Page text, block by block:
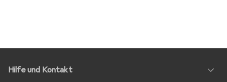
Hilfe und Kontakt